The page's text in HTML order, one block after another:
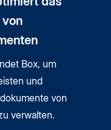
Box, um
und
von
verwalten.